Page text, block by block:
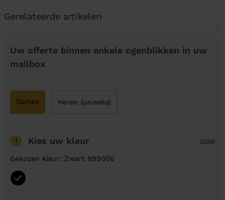
Gerelateerde artikelen
Uw offerte binnen enkele ogenblikken in uw
mailbox
Dames Heren (uniseks)
1 Kies uw kleur uitleg
Gekozen kleur: Zwart 999000